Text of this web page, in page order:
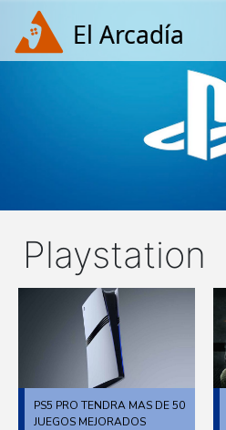
Playstation
PS5 PRO TENDRA MAS DE 50
JUEGOS MEJORADOS